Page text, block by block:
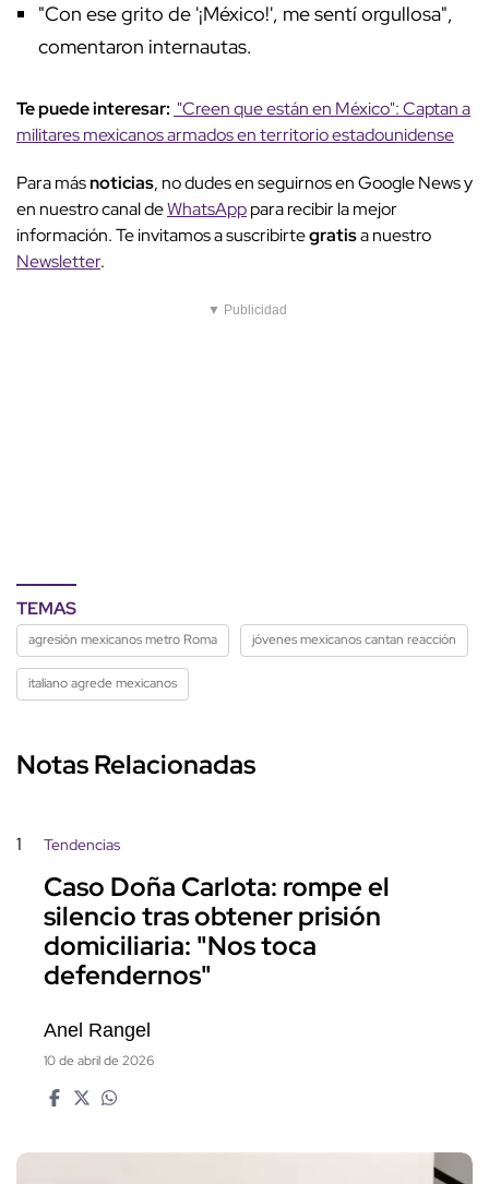
"Con ese grito de '¡México!', me sentí orgullosa",
comentaron internautas.
Te puede interesar: "Creen que están en México": Captan a
militares mexicanos armados en territorio estadounidense
Para másnoticias, no dudes en seguirnos en Google News y
en nuestro canal deWhatsApppara recibir la mejor
información. Te invitamos a suscribirtegratisa nuestro
Newsletter.
▼ Publicidad
TEMAS
agresión mexicanos metro Roma jóvenes mexicanos cantan reacción
italiano agrede mexicanos
Notas Relacionadas
1 Tendencias
Caso Doña Carlota: rompe el
silencio tras obtener prisión
domiciliaria: "Nos toca
defendernos"
Anel Rangel
10 de abril de 2026